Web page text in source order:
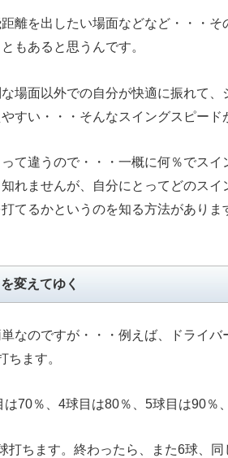
離を出したい場面などなど・・・そ
もあると思うんです。
場面以外での自分が快適に振れて、
すい・・・そんなスイングスピード
て違うので・・・一概に何％でスイ
れませんが、自分にとってどのスイ
てるかというのを知る方法がありま
変えてゆく
なのですが・・・例えば、ドライ
ちます。
は70％、4球目は80％、5球目は90％
打ちます。終わったら、また6球、同